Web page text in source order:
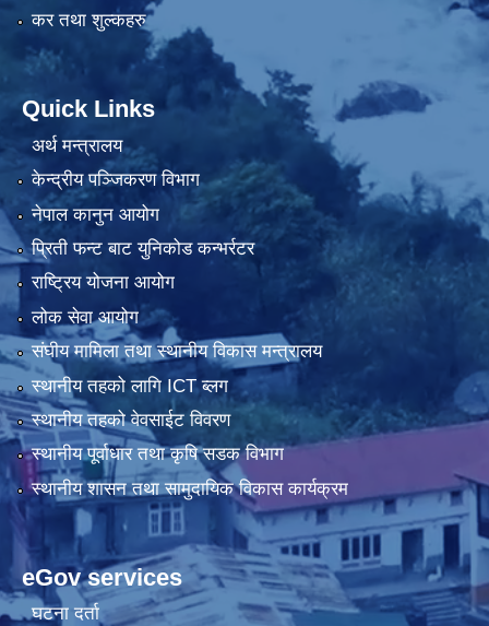
कर तथा शुल्कहरु
Quick Links
अर्थ मन्त्रालय
केन्द्रीय पञ्जिकरण विभाग
नेपाल कानुन आयोग
प्रिती फन्ट बाट युनिकोड कन्भर्रटर
राष्ट्रिय योजना आयोग
लोक सेवा आयोग
संघीय मामिला तथा स्थानीय विकास मन्त्रालय
स्थानीय तहको लागि ICT ब्लग
स्थानीय तहको वेवसाईट विवरण
स्थानीय पूर्वाधार तथा कृषि सडक विभाग
स्थानीय शासन तथा सामुदायिक विकास कार्यक्रम
eGov services
घटना दर्ता